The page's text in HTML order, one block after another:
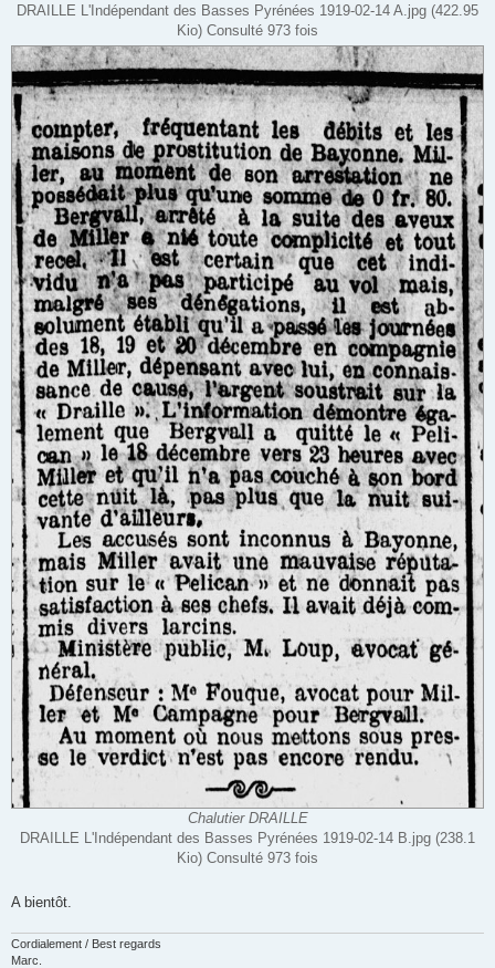
DRAILLE L'Indépendant des Basses Pyrénées 1919-02-14 A.jpg (422.95
Kio) Consulté 973 fois
Chalutier DRAILLE
DRAILLE L'Indépendant des Basses Pyrénées 1919-02-14 B.jpg (238.1
Kio) Consulté 973 fois
A bientôt.
Cordialement / Best regards
Marc.